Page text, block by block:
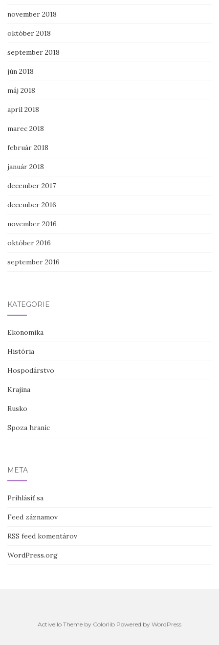
november 2018
október 2018
september 2018
jún 2018
máj 2018
apríl 2018
marec 2018
február 2018
január 2018
december 2017
december 2016
november 2016
október 2016
september 2016
KATEGÓRIE
Ekonomika
História
Hospodárstvo
Krajina
Rusko
Spoza hraníc
META
Prihlásiť sa
Feed záznamov
RSS feed komentárov
WordPress.org
Activello Theme by Colorlib Powered by WordPress